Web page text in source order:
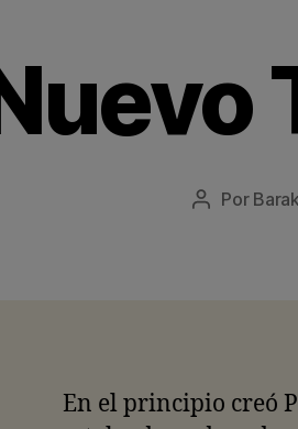
Autor
Por
En el principio creó